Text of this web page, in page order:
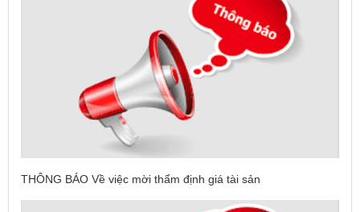
THÔNG BÁO Về việc mời thẩm định giá tài sản